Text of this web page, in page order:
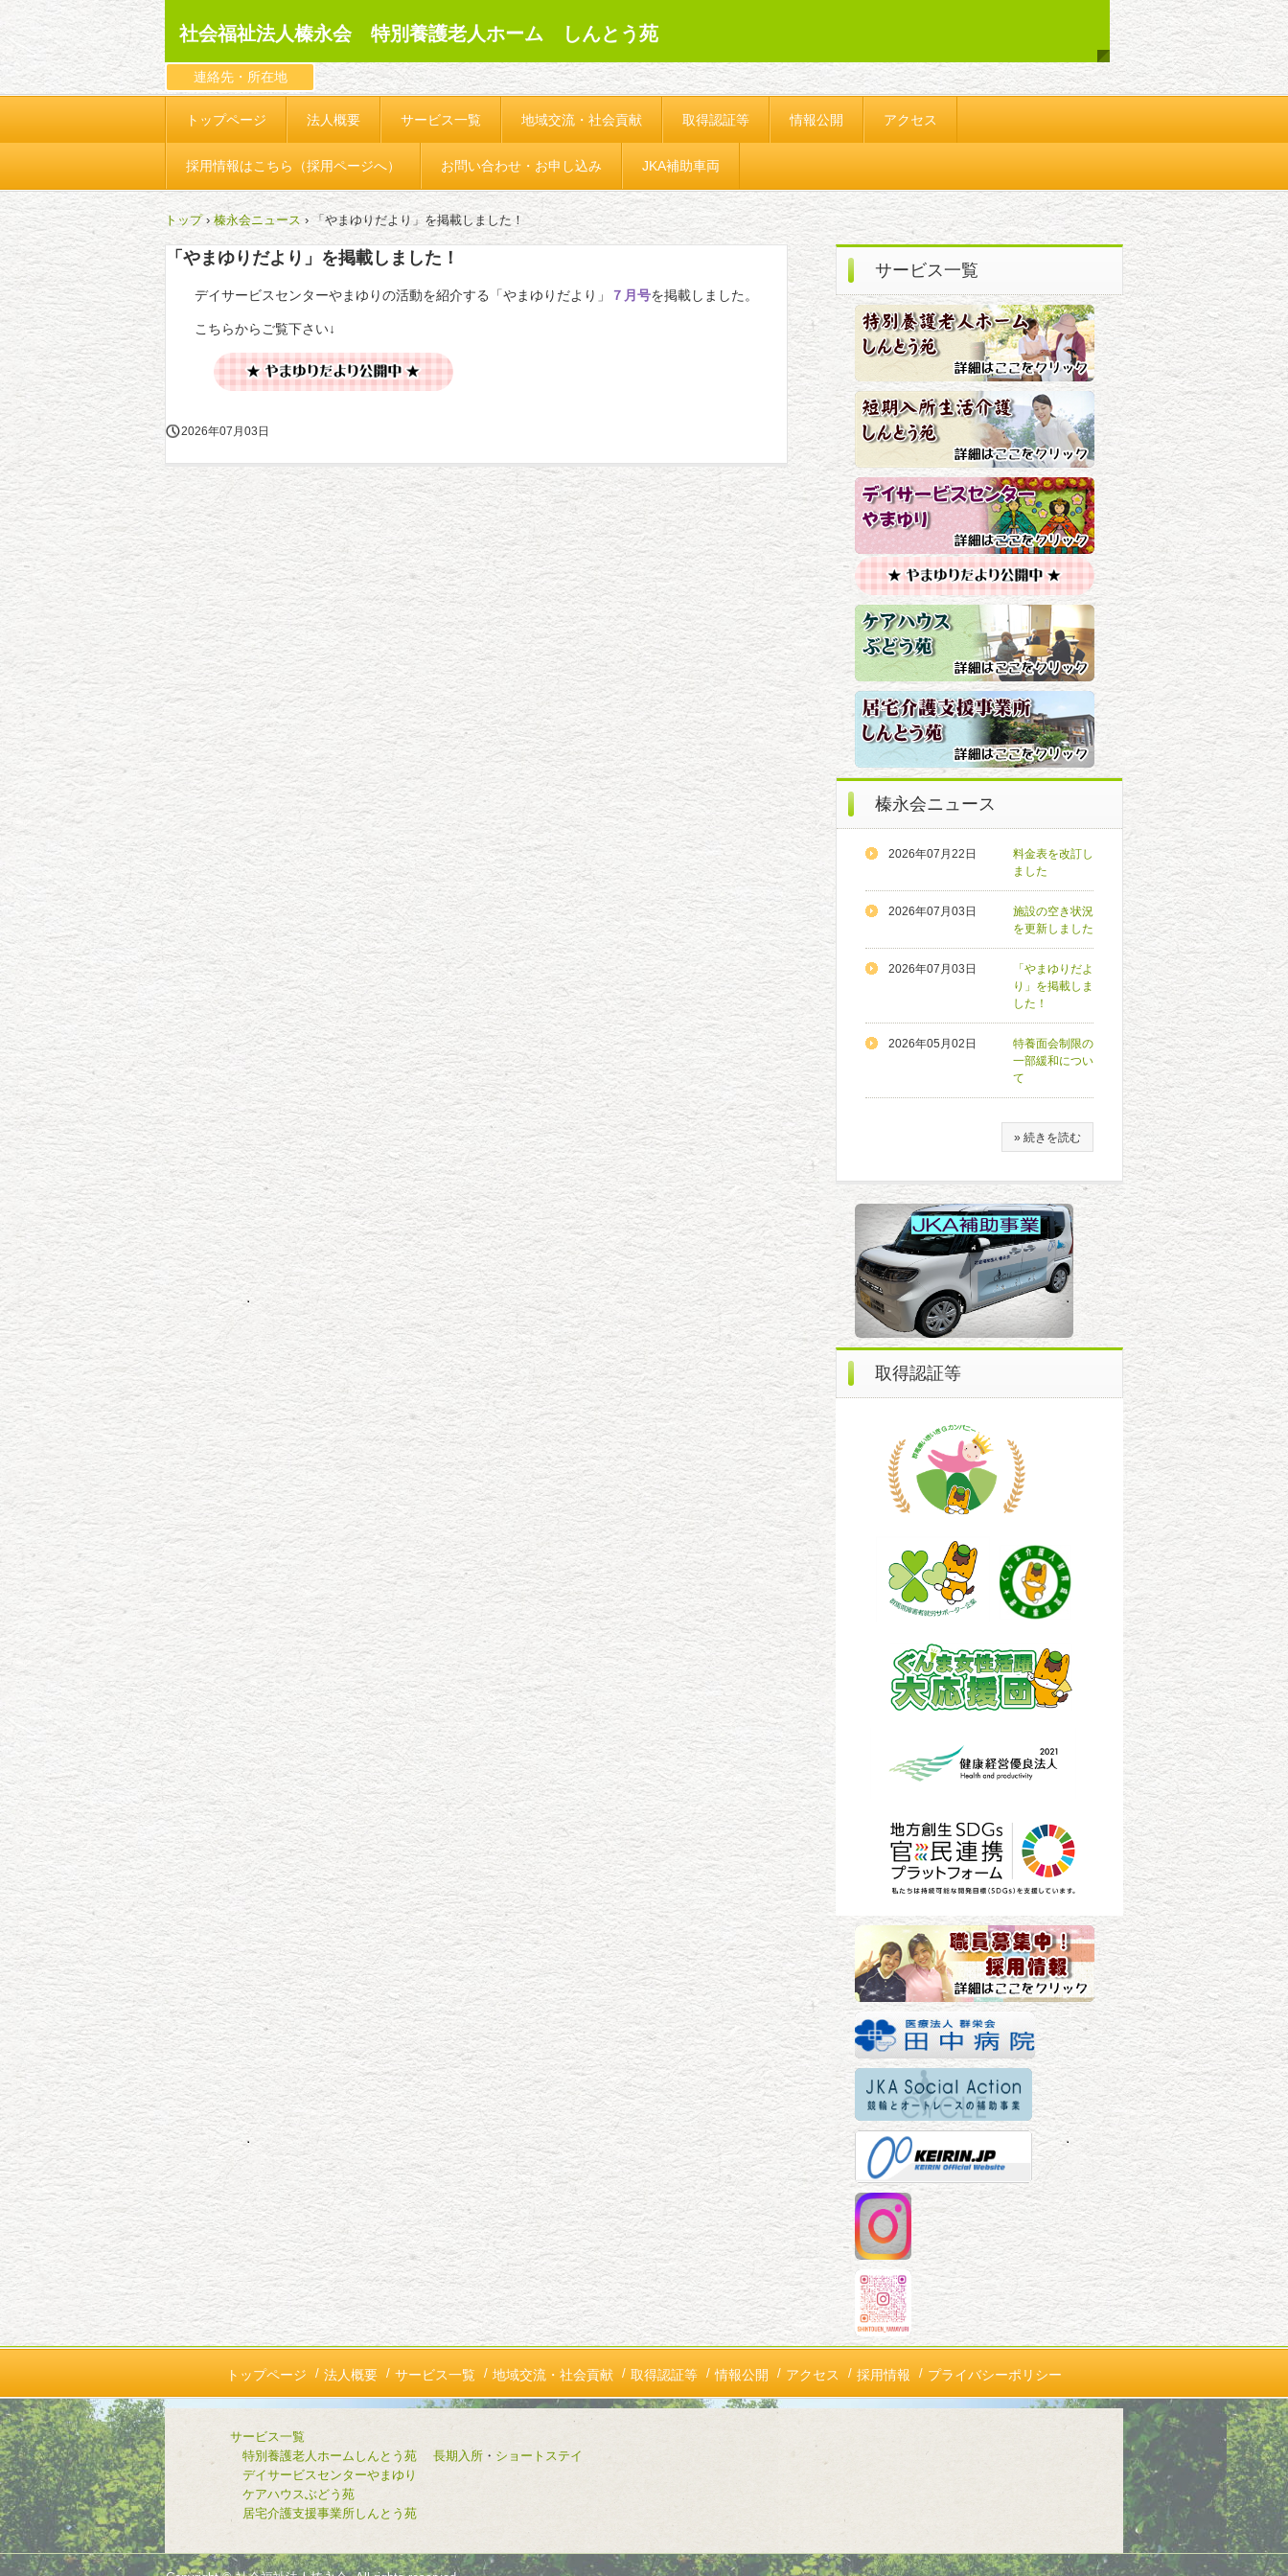
社会福祉法人榛永会 特別養護老人ホーム しんとう苑
連絡先・所在地
トップページ 法人概要 サービス一覧 地域交流・社会貢献 取得認証等 情報公開 アクセス
採用情報はこちら（採用ページへ） お問い合わせ・お申し込み JKA補助車両
トップ › 榛永会ニュース › 「やまゆりだより」を掲載しました！
「やまゆりだより」を掲載しました！
デイサービスセンターやまゆりの活動を紹介する「やまゆりだより」 ７月号を掲載しました。
こちらからご覧下さい↓
2026年07月03日
サービス一覧
榛永会ニュース
2026年07月22日
料金表を改訂し
ました
2026年07月03日
施設の空き状況
を更新しました
2026年07月03日
「やまゆりだよ
り」を掲載しま
した！
2026年05月02日
特養面会制限の
一部緩和につい
て
» 続きを読む
取得認証等
トップページ 法人概要 サービス一覧 地域交流・社会貢献 取得認証等 情報公開 アクセス 採用情報 プライバシーポリシー
サービス一覧
特別養護老人ホームしんとう苑
長期入所・ ショートステイ
デイサービスセンターやまゆり
ケアハウスぶどう苑
居宅介護支援事業所しんとう苑